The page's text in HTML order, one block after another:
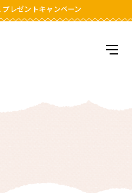
レゼントキャンペーン